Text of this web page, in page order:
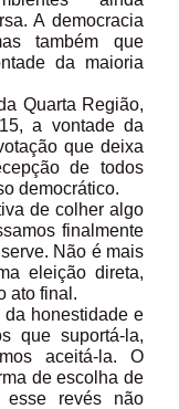
A democracia
também que
da maioria
Quarta Região,
a vontade da
que deixa
de todos
democrático.
de colher algo
finalmente
Não é mais
eleição direta,
ato final.
honestidade e
que suportá-la,
aceitá-la. O
de escolha de
esse revés não